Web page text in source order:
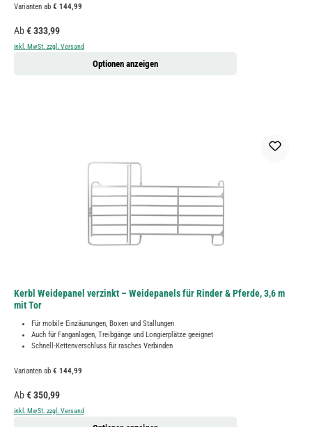
Varianten ab € 144,99
Regulärer Preis:
Ab€ 333,99
inkl. MwSt. zzgl. Versand
Optionen anzeigen
Kerbl Weidepanel verzinkt – Weidepanels für Rinder & Pferde, 3,6 m
mit Tor
Für mobile Einzäunungen, Boxen und Stallungen
Auch für Fanganlagen, Treibgänge und Longierplätze geeignet
Schnell-Kettenverschluss für rasches Verbinden
Varianten ab € 144,99
Regulärer Preis:
Ab€ 350,99
inkl. MwSt. zzgl. Versand